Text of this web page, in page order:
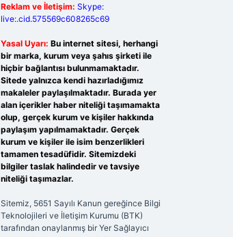
Reklam ve İletişim: Skype:
live:.cid.575569c608265c69
Yasal Uyarı: Bu internet sitesi, herhangi
bir marka, kurum veya şahıs şirketi ile
hiçbir bağlantısı bulunmamaktadır.
Sitede yalnızca kendi hazırladığımız
makaleler paylaşılmaktadır. Burada yer
alan içerikler haber niteliği taşımamakta
olup, gerçek kurum ve kişiler hakkında
paylaşım yapılmamaktadır. Gerçek
kurum ve kişiler ile isim benzerlikleri
tamamen tesadüfidir. Sitemizdeki
bilgiler taslak halindedir ve tavsiye
niteliği taşımazlar.
Sitemiz, 5651 Sayılı Kanun gereğince Bilgi
Teknolojileri ve İletişim Kurumu (BTK)
tarafından onaylanmış bir Yer Sağlayıcı